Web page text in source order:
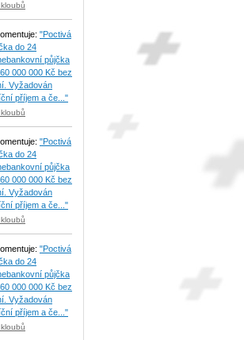
"Poctivá
do 24
půjčka
000 000 Kč bez
Vyžadován
příjem a če..."
"Poctivá
do 24
půjčka
000 000 Kč bez
Vyžadován
příjem a če..."
"Poctivá
do 24
půjčka
000 000 Kč bez
Vyžadován
příjem a če..."